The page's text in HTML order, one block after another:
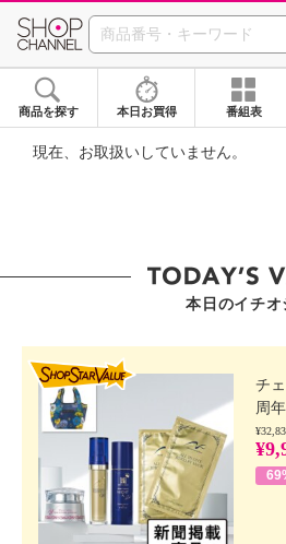
SHOP
商品を探す 本日お買得 番組表
現在、お取扱いしていません。
本日のイチオ
チ
周